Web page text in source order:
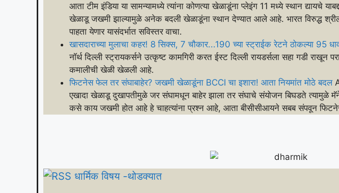
आता टीम इंडिया या सामन्यामध्ये त्यांना कोणत्या खेळाडूंना प्लेइंग 11 मध्ये स्थान द्यायचे
खेळाडू जखमी झाल्यामुळे अनेक बदली खेळाडूंना स्थान देण्यात आले आहे. भारत विरुद्ध
पाहता येणार यासंदर्भात सविस्तर वाचा.
खासदाराच्या मुलाचा कहर! 8 सिक्स, 7 चौकार...190 च्या स्ट्राईक रेटने ठोकल्या 95
नॉर्थ दिल्ली स्ट्रायकर्सने उत्कृष्ट कामगिरी करत ईस्ट दिल्ली रायडर्सला सहा गडी
कमालीची खेळी खेळली आहे.
फिटनेस फेल तर संघाबाहेर? जखमी खेळाडूंना BCCI चा इशारा! आता नियमांत मोठे बदल
एखादा खेळाडू दुखापतीमुळे जर संघामधून बाहेर झाला तर संघाचे संयोजन बिघडते त्यामुळे
कसे काय जखमी होत आहे हे चाहत्यांना प्रश्न आहे, आता बीसीसीआयने सबब संपवून फिटनेस
धार्मिक विषय -थोडक्यात